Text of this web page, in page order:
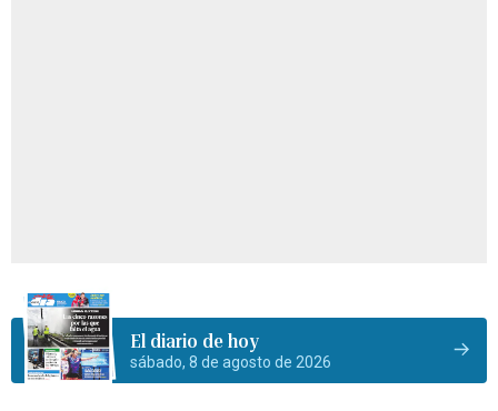
El diario de hoy
sábado, 8 de agosto de 2026